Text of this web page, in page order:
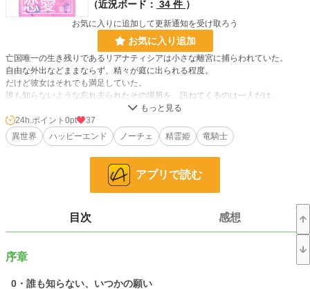
（近況ボード： 34 件 ）
お気に入りに追加して更新通知を受け取ろう
お気に入り追加
亡国唯一の生き残りであるリアナティシアは小さな離宮に捕らわれていた。
自由な外出などままならず、精々が庭に出られる程度。
だけど彼女はそれでも満足していた。
誰も知らないような忘れ去られたその場所を、訊ねてくるのは一人だけ。
「リティア」
今日も国王は愛しげにリアナティシアを呼ぶ。だから彼女は……――。
精霊姫と呼ばれる可憐な容姿を持つリアナティシアは、異国であるこの国では反
真実精霊に愛されている少女を求める国王は彼女を小さな離宮に閉じ込めた。
それが精霊たちの怒りに触れる行為だとわかってはいながらも。
・竜、竜騎士、精霊王、精霊に愛された亡国の姫とかが出てくるファンタジー。
24h.ポイント 0pt
37
異世界
ハッピーエンド ノーチェ 精霊姫 竜騎士
アプリで読む
目次 感想
序章
0・誰も知らない、いつかの願い